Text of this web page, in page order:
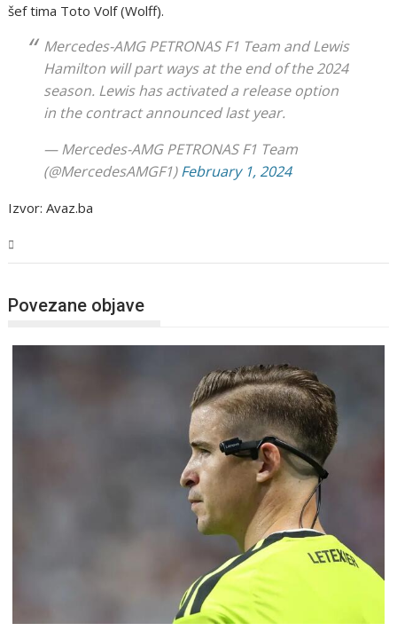
šef tima Toto Volf (Wolff).
Mercedes-AMG PETRONAS F1 Team and Lewis
Hamilton will part ways at the end of the 2024
season. Lewis has activated a release option
in the contract announced last year.
— Mercedes-AMG PETRONAS F1 Team
(@MercedesAMGF1)February 1, 2024
Izvor: Avaz.ba
Povezane objave